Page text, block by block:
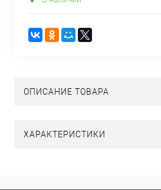
ОПИСАНИЕ ТОВАРА
ХАРАКТЕРИСТИКИ